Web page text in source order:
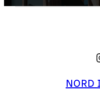
NORD